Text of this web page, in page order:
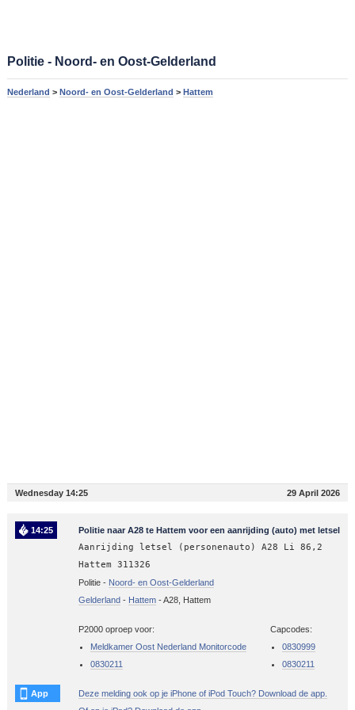
Politie - Noord- en Oost-Gelderland
Nederland > Noord- en Oost-Gelderland > Hattem
Wednesday 14:25 29 April 2026
14:25 Politie naar A28 te Hattem voor een aanrijding (auto) met letsel
Aanrijding letsel (personenauto) A28 Li 86,2
Hattem 311326
Politie - Noord- en Oost-Gelderland
Gelderland- Hattem-A28, Hattem
P2000 oproep voor:
Meldkamer Oost Nederland Monitorcode
0830211
Capcodes:
0830999
0830211
App
Deze melding ook op je iPhone of iPod Touch? Download de app.